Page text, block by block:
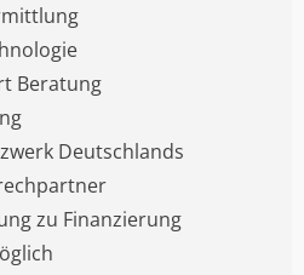
Beratung
Deutschlands
zu Finanzierung